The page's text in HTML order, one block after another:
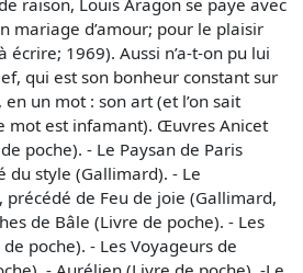
raison, Louis Aragon se paye avec
mariage d’amour; pour le plaisir
écrire; 1969). Aussi n’a-t-on pu lui
qui est son bonheur constant sur
un mot : son art (et l’on sait
mot est infamant). Œuvres Anicet
poche). - Le Paysan de Paris
du style (Gallimard). - Le
de Feu de joie (Gallimard,
de Bâle (Livre de poche). - Les
poche). - Les Voyageurs de